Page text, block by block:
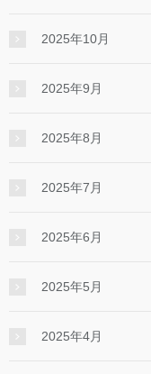
2025年10月
2025年9月
2025年8月
2025年7月
2025年6月
2025年5月
2025年4月